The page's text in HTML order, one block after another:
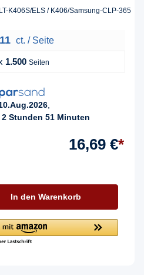
K406S/ELS / K406/Samsung-CLP-365
ct. / Seite
1.500 Seiten
2 Stunden 51 Minuten
16,69 €*
In den Warenkorb